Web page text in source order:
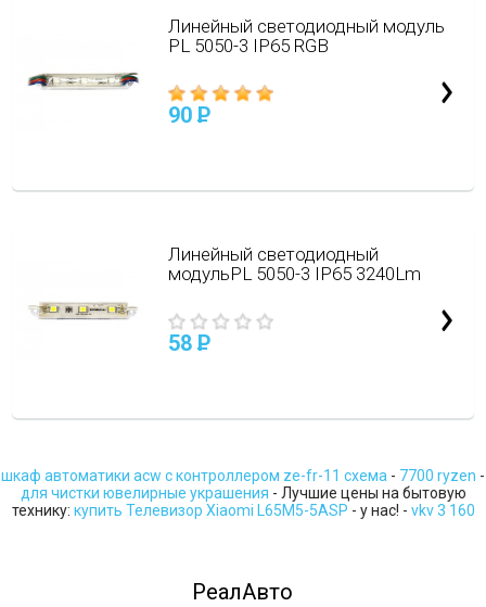
Линейный светодиодный модуль
PL 5050-3 IP65 RGB
90 P
Линейный светодиодный
модульPL 5050-3 IP65 3240Lm
58 P
шкаф автоматики acw с контроллером ze-fr-11 схема - 7700 ryzen -
для чистки ювелирные украшения - Лучшие цены на бытовую
технику: купить Телевизор Xiaomi L65M5-5ASP - у нас! - vkv 3 160
РеалАвто